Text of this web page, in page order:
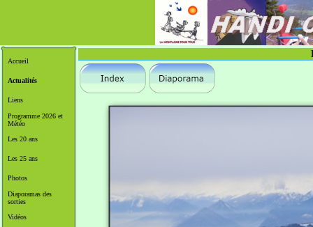
Accueil
Actualités
Liens
Programme 2026 et
Météo
Les 20 ans
Les 25 ans
Photos
Diaporamas des
sorties
Vidéos